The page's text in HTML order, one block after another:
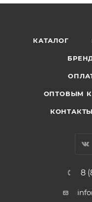
КАТАЛОГ
ОПТОВЫМ
КОНТАКТЫ
8